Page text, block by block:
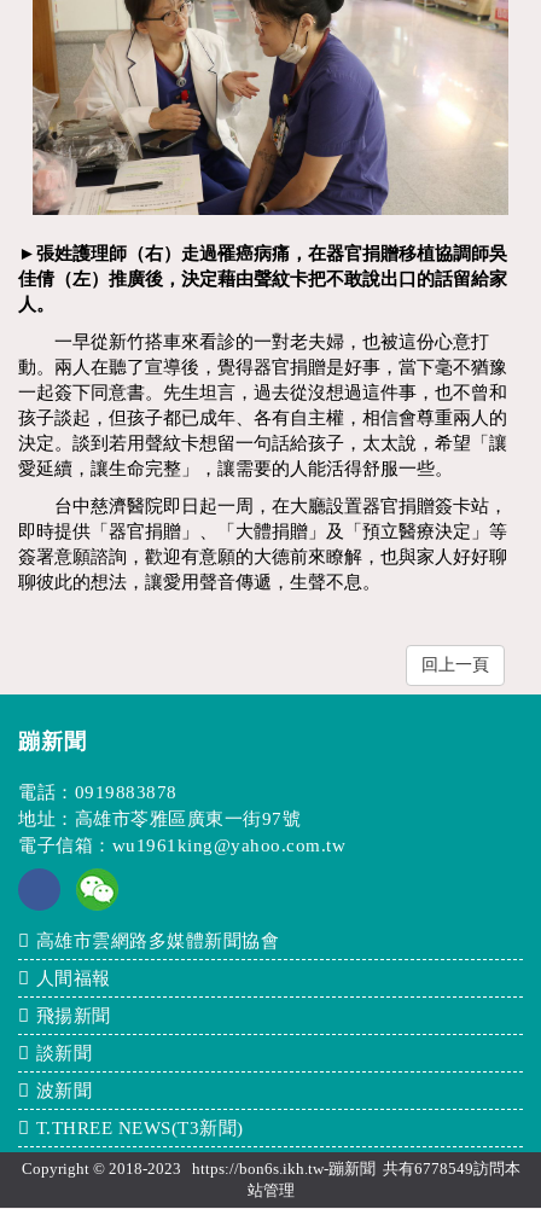
►張姓護理師（右）走過罹癌病痛，在器官捐贈移植協調師吳
佳倩（左）推廣後，決定藉由聲紋卡把不敢說出口的話留給家
人。
一早從新竹搭車來看診的一對老夫婦，也被這份心意打
動。兩人在聽了宣導後，覺得器官捐贈是好事，當下毫不猶豫
一起簽下同意書。先生坦言，過去從沒想過這件事，也不曾和
孩子談起，但孩子都已成年、各有自主權，相信會尊重兩人的
決定。談到若用聲紋卡想留一句話給孩子，太太說，希望「讓
愛延續，讓生命完整」，讓需要的人能活得舒服一些。
台中慈濟醫院即日起一周，在大廳設置器官捐贈簽卡站，
即時提供「器官捐贈」、「大體捐贈」及「預立醫療決定」等
簽署意願諮詢，歡迎有意願的大德前來瞭解，也與家人好好聊
聊彼此的想法，讓愛用聲音傳遞，生聲不息。
回上一頁
蹦新聞
電話： 0919883878
地址：高雄市苓雅區廣東一街97號
電子信箱： wu1961king@yahoo.com.tw
高雄市雲網路多媒體新聞協會
人間福報
飛揚新聞
談新聞
波新聞
T.THREE NEWS(T3新聞)
Copyright © 2018-2023 https://bon6s.ikh.tw-蹦新聞 共有6778549訪問本
站管理